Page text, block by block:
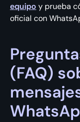
equipo y prueba
oficial con
(FAQ)